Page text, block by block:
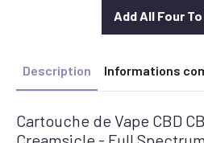
Add All Four
Description Informations
Cartouche de Vape CBD